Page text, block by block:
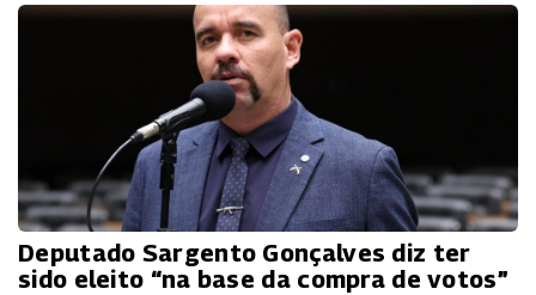
Deputado Sargento Gonçalves diz ter
sido eleito “na base da compra de votos”